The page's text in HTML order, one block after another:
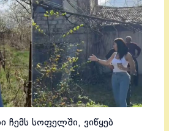
ჩემს სოფელში, ვიწყებ